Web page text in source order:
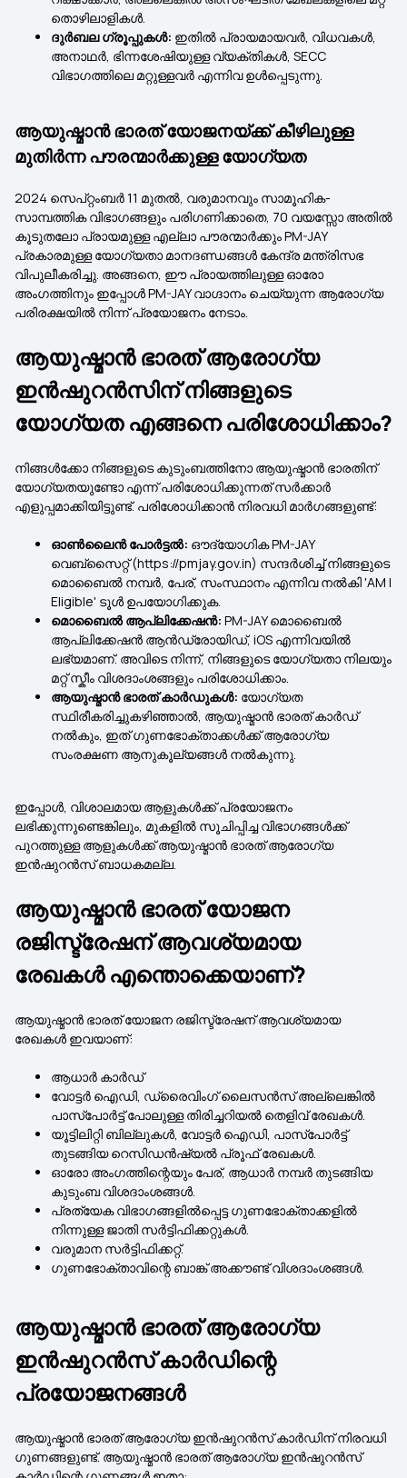
തൊഴിലാളികൾ.
ദുർബല ഗ്രൂപ്പുകൾ: ഇതിൽ പ്രായമായവർ, വിധവകൾ,
അനാഥർ, ഭിന്നശേഷിയുള്ള വ്യക്തികൾ, SECC
വിഭാഗത്തിലെ മറ്റുള്ളവർ എന്നിവ ഉൾപ്പെടുന്നു.
ആയുഷ്മാൻ ഭാരത് യോജനയ്ക്ക് കീഴിലുള്ള
മുതിർന്ന പൗരന്മാർക്കുള്ള യോഗ്യത
2024 സെപ്റ്റംബർ 11 മുതൽ, വരുമാനവും സാമൂഹിക-
സാമ്പത്തിക വിഭാഗങ്ങളും പരിഗണിക്കാതെ, 70 വയസ്സോ അതിൽ
കൂടുതലോ പ്രായമുള്ള എല്ലാ പൗരന്മാർക്കും PM-JAY
പ്രകാരമുള്ള യോഗ്യതാ മാനദണ്ഡങ്ങൾ കേന്ദ്ര മന്ത്രിസഭ
വിപുലീകരിച്ചു. അങ്ങനെ, ഈ പ്രായത്തിലുള്ള ഓരോ
അംഗത്തിനും ഇപ്പോൾ PM-JAY വാഗ്ദാനം ചെയ്യുന്ന ആരോഗ്യ
പരിരക്ഷയിൽ നിന്ന് പ്രയോജനം നേടാം.
ആയുഷ്മാൻ ഭാരത് ആരോഗ്യ
ഇൻഷുറൻസിന് നിങ്ങളുടെ
യോഗ്യത എങ്ങനെ പരിശോധിക്കാം?
നിങ്ങൾക്കോ ​​നിങ്ങളുടെ കുടുംബത്തിനോ ആയുഷ്മാൻ ഭാരതിന്
യോഗ്യതയുണ്ടോ എന്ന് പരിശോധിക്കുന്നത് സർക്കാർ
എളുപ്പമാക്കിയിട്ടുണ്ട്. പരിശോധിക്കാൻ നിരവധി മാർഗങ്ങളുണ്ട്:
ഓൺലൈൻ പോർട്ടൽ: ഔദ്യോഗിക PM-JAY
വെബ്‌സൈറ്റ് (https://pmjay.gov.in) സന്ദർശിച്ച് നിങ്ങളുടെ
മൊബൈൽ നമ്പർ, പേര്, സംസ്ഥാനം എന്നിവ നൽകി 'AM I
Eligible' ടൂൾ ഉപയോഗിക്കുക.
മൊബൈൽ ആപ്ലിക്കേഷൻ: PM-JAY മൊബൈൽ
ആപ്ലിക്കേഷൻ ആൻഡ്രോയിഡ്, iOS എന്നിവയിൽ
ലഭ്യമാണ്. അവിടെ നിന്ന്, നിങ്ങളുടെ യോഗ്യതാ നിലയും
മറ്റ് സ്കീം വിശദാംശങ്ങളും പരിശോധിക്കാം.
ആയുഷ്മാൻ ഭാരത് കാർഡുകൾ: യോഗ്യത
സ്ഥിരീകരിച്ചുകഴിഞ്ഞാൽ, ആയുഷ്മാൻ ഭാരത് കാർഡ്
നൽകും, ഇത് ഗുണഭോക്താക്കൾക്ക് ആരോഗ്യ
സംരക്ഷണ ആനുകൂല്യങ്ങൾ നൽകുന്നു.
ഇപ്പോൾ, വിശാലമായ ആളുകൾക്ക് പ്രയോജനം
ലഭിക്കുന്നുണ്ടെങ്കിലും, മുകളിൽ സൂചിപ്പിച്ച വിഭാഗങ്ങൾക്ക്
പുറത്തുള്ള ആളുകൾക്ക് ആയുഷ്മാൻ ഭാരത് ആരോഗ്യ
ഇൻഷുറൻസ് ബാധകമല്ല.
ആയുഷ്മാൻ ഭാരത് യോജന
രജിസ്ട്രേഷന് ആവശ്യമായ
രേഖകൾ എന്തൊക്കെയാണ്?
ആയുഷ്മാൻ ഭാരത് യോജന രജിസ്ട്രേഷന് ആവശ്യമായ
രേഖകൾ ഇവയാണ്:
ആധാർ കാർഡ്
വോട്ടർ ഐഡി, ഡ്രൈവിംഗ് ലൈസൻസ് അല്ലെങ്കിൽ
പാസ്‌പോർട്ട് പോലുള്ള തിരിച്ചറിയൽ തെളിവ് രേഖകൾ.
യൂട്ടിലിറ്റി ബില്ലുകൾ, വോട്ടർ ഐഡി, പാസ്‌പോർട്ട്
തുടങ്ങിയ റെസിഡൻഷ്യൽ പ്രൂഫ് രേഖകൾ.
ഓരോ അംഗത്തിന്റെയും പേര്, ആധാർ നമ്പർ തുടങ്ങിയ
കുടുംബ വിശദാംശങ്ങൾ.
പ്രത്യേക വിഭാഗങ്ങളിൽപ്പെട്ട ഗുണഭോക്താക്കളിൽ
നിന്നുള്ള ജാതി സർട്ടിഫിക്കറ്റുകൾ.
വരുമാന സർട്ടിഫിക്കറ്റ്.
ഗുണഭോക്താവിന്റെ ബാങ്ക് അക്കൗണ്ട് വിശദാംശങ്ങൾ.
ആയുഷ്മാൻ ഭാരത് ആരോഗ്യ
ഇൻഷുറൻസ് കാർഡിന്റെ
പ്രയോജനങ്ങൾ
ആയുഷ്മാൻ ഭാരത് ആരോഗ്യ ഇൻഷുറൻസ് കാർഡിന് നിരവധി
ഗുണങ്ങളുണ്ട്. ആയുഷ്മാൻ ഭാരത് ആരോഗ്യ ഇൻഷുറൻസ്